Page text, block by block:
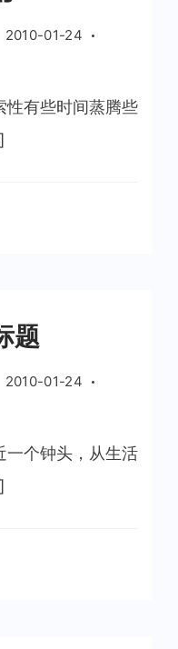
2010-01-24
性有些时间蒸腾些
题
2010-01-24
一个钟头，从生活